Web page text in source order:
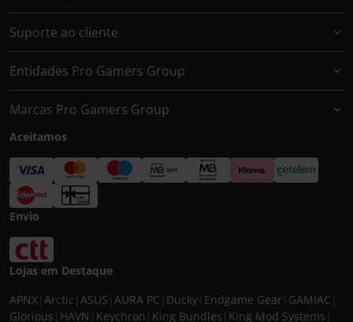
Suporte ao cliente
Entidades Pro Gamers Group
Marcas Pro Gamers Group
Aceitamos
Envio
Lojas em Destaque
APNX Arctic ASUS AURA PC Ducky Endgame Gear GAMIAC
Glorious HAVN Keychron King Bundles King Mod Systems